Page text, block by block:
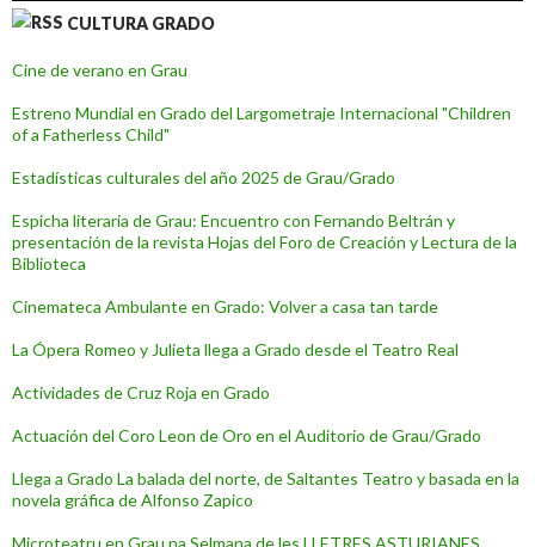
CULTURA GRADO
Cine de verano en Grau
Estreno Mundial en Grado del Largometraje Internacional "Children
of a Fatherless Child"
Estadísticas culturales del año 2025 de Grau/Grado
Espicha literaria de Grau: Encuentro con Fernando Beltrán y
presentación de la revista Hojas del Foro de Creación y Lectura de la
Biblioteca
Cinemateca Ambulante en Grado: Volver a casa tan tarde
La Ópera Romeo y Julieta llega a Grado desde el Teatro Real
Actividades de Cruz Roja en Grado
Actuación del Coro Leon de Oro en el Auditorio de Grau/Grado
Llega a Grado La balada del norte, de Saltantes Teatro y basada en la
novela gráfica de Alfonso Zapico
Microteatru en Grau na Selmana de les LLETRES ASTURIANES